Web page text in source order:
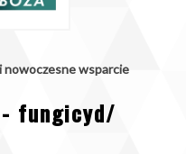
nowoczesne wsparcie
- fungicyd/